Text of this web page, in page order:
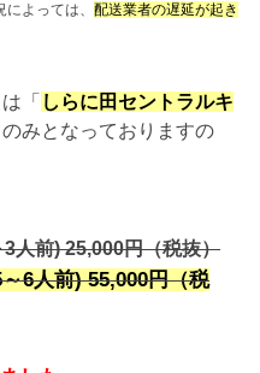
よっては、 配送業者の遅延が起き
「 しらに田セントラルキ
のみとなっておりますの
人前) 25,000円（税抜）
6人前) 55,000円（税